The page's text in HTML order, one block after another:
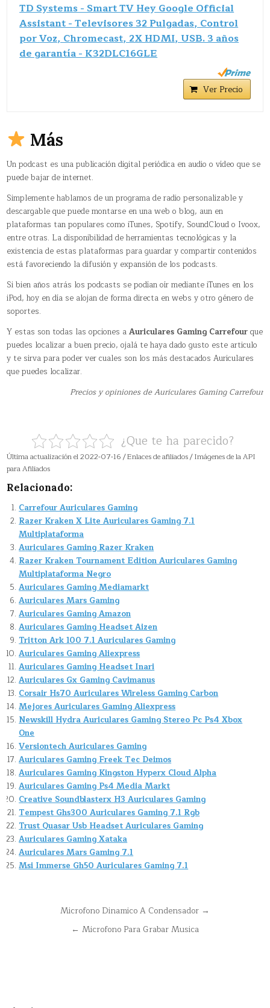
TD Systems - Smart TV Hey Google Official
Assistant - Televisores 32 Pulgadas, Control
por Voz, Chromecast, 2X HDMI, USB. 3 años
de garantía - K32DLC16GLE
Ver Precio
Más
Un podcast es una publicación digital periódica en audio o vídeo que se
puede bajar de internet.
Simplemente hablamos de un programa de radio personalizable y
descargable que puede montarse en una web o blog, aun en
plataformas tan populares como iTunes, Spotify, SoundCloud o Ivoox,
entre otras. La disponibilidad de herramientas tecnológicas y la
existencia de estas plataformas para guardar y compartir contenidos
está favoreciendo la difusión y expansión de los podcasts.
Si bien años atrás los podcasts se podían oír mediante iTunes en los
iPod, hoy en día se alojan de forma directa en webs y otro género de
soportes.
Y estas son todas las opciones aAuriculares Gaming Carrefourque
puedes localizar a buen precio, ojalá te haya dado gusto este articulo
y te sirva para poder ver cuales son los más destacados Auriculares
que puedes localizar.
Precios y opiniones de Auriculares Gaming Carrefour
¿Que te ha parecido?
Última actualización el 2022-07-16 / Enlaces de afiliados / Imágenes de la API
para Afiliados
Relacionado:
Carrefour Auriculares Gaming
Razer Kraken X Lite Auriculares Gaming 7.1
Multiplataforma
Auriculares Gaming Razer Kraken
Razer Kraken Tournament Edition Auriculares Gaming
Multiplataforma Negro
Auriculares Gaming Mediamarkt
Auriculares Mars Gaming
Auriculares Gaming Amazon
Auriculares Gaming Headset Aizen
Tritton Ark 100 7.1 Auriculares Gaming
Auriculares Gaming Aliexpress
Auriculares Gaming Headset Inari
Auriculares Gx Gaming Cavimanus
Corsair Hs70 Auriculares Wireless Gaming Carbon
Mejores Auriculares Gaming Aliexpress
Newskill Hydra Auriculares Gaming Stereo Pc Ps4 Xbox
One
Versiontech Auriculares Gaming
Auriculares Gaming Freek Tec Deimos
Auriculares Gaming Kingston Hyperx Cloud Alpha
Auriculares Gaming Ps4 Media Markt
Creative Soundblasterx H3 Auriculares Gaming
Tempest Ghs300 Auriculares Gaming 7.1 Rgb
Trust Quasar Usb Headset Auriculares Gaming
Auriculares Gaming Xataka
Auriculares Mars Gaming 7.1
Msi Immerse Gh50 Auriculares Gaming 7.1
NavegaciónMicrofono Dinamico A Condensador →
← Microfono Para Grabar Musica